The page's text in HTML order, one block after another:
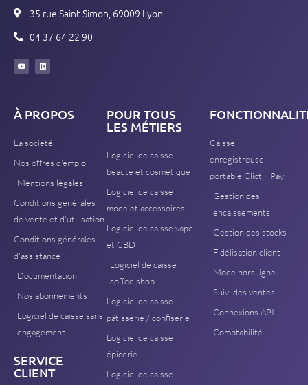
35 rue Saint-Simon, 69009 Lyon
04 37 64 22 90
À PROPOS
La société
Nos offres d'emploi
Mentions légales
Conditions générales
de vente et d'utilisation
Conditions générales
d'assistance
Documentation
Nos abonnements
Logiciel de caisse sans
engagement
SERVICE
CLIENT
POUR TOUS
LES MÉTIERS
Logiciel de caisse
beauté et cosmétique
Logiciel de caisse
mode et accessoires
Logiciel de caisse vape
et CBD
Logiciel de caisse
coffee shop
Logiciel de caisse
pâtisserie / confiserie
Logiciel de caisse
épicerie
Logiciel de caisse
Caisse
enregistreuse
portable Clictill Pay
Gestion des
encaissements
Gestion des stocks
Fidélisation client
Mode hors ligne
Suivi des ventes
Connexions API
Comptabilité